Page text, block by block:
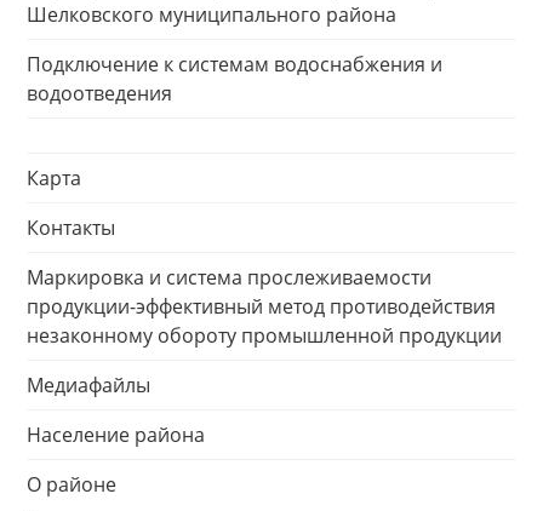
Шелковского муниципального района
Подключение к системам водоснабжения и
водоотведения
Карта
Контакты
Маркировка и система прослеживаемости
продукции-эффективный метод противодействия
незаконному обороту промышленной продукции
Медиафайлы
Население района
О районе